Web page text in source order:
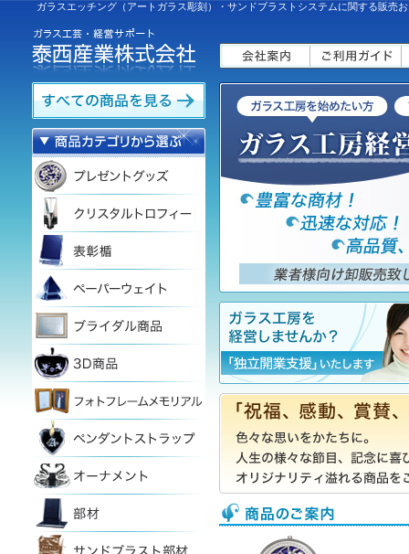
ガラスエッチング（アートガラス彫刻）・サンドブラストシステムに関する販売